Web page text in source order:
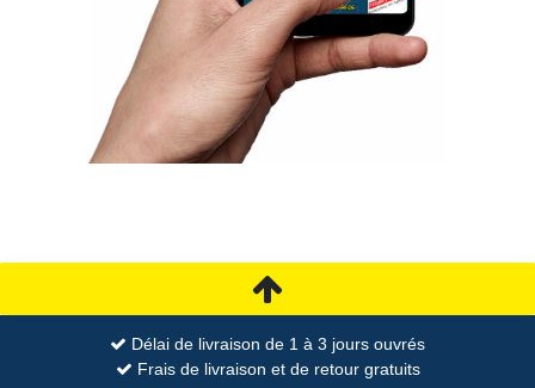
Délai de livraison de 1 à 3 jours ouvrés
Frais de livraison et de retour gratuits